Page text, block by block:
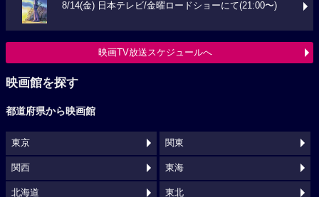
8/14(金) 日本テレビ/金曜ロードショーにて(21:00〜)
映画TV放送スケジュールへ
映画館を探す
都道府県から映画館
東京 関東
関西 東海
北海道 東北